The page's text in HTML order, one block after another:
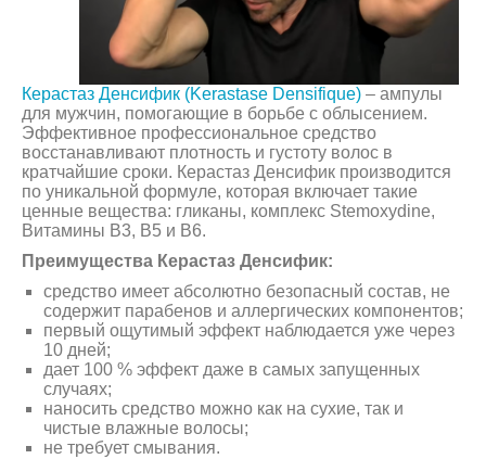
Керастаз Денсифик (Kerastase Densifique) – ампулы
для мужчин, помогающие в борьбе с облысением.
Эффективное профессиональное средство
восстанавливают плотность и густоту волос в
кратчайшие сроки. Керастаз Денсифик производится
по уникальной формуле, которая включает такие
ценные вещества: гликаны, комплекс Stеmoxydine,
Витамины В3, В5 и В6.
Преимущества Керастаз Денсифик:
средство имеет абсолютно безопасный состав, не
содержит парабенов и аллергических компонентов;
первый ощутимый эффект наблюдается уже через
10 дней;
дает 100 % эффект даже в самых запущенных
случаях;
наносить средство можно как на сухие, так и
чистые влажные волосы;
не требует смывания.